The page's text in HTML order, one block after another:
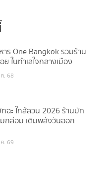
าร One Bangkok รวมร้าน
ในทำเลใจกลางเมือง
. 68
ฉะ ใกล้สวน 2026 ร้านมัท
กล่อม เติมพลังวันออก
. 69